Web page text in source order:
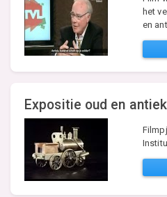
het
en
Expositie oud en